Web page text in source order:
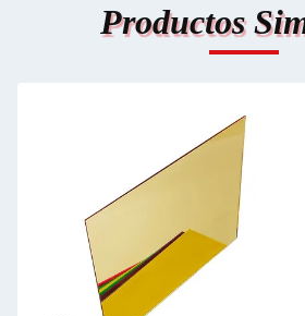
Productos